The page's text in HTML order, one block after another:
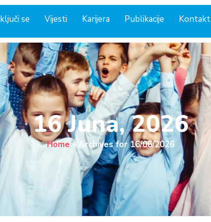
se Vijesti Karijera Publikacije Kontakt
16 Juna, 2026
Home» Archives for 16/06/2026